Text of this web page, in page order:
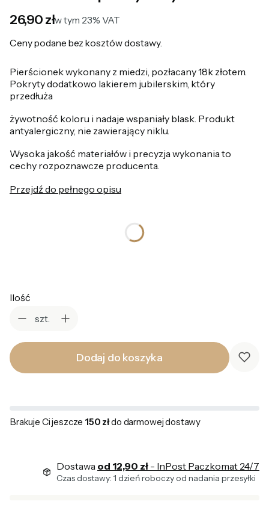
Cena
26,90 złw tym 23% VAT
w tym 23% VAT
Ceny podane bez kosztów dostawy.
Pierścionek wykonany z miedzi, pozłacany 18k złotem.
Pokryty dodatkowo lakierem jubilerskim, który
przedłuża
żywotność koloru i nadaje wspaniały blask. Produkt
antyalergiczny, nie zawierający niklu.
Wysoka jakość materiałów i precyzja wykonania to
cechy rozpoznawcze producenta.
Przejdź do pełnego opisu
Ilość
szt.
Dodaj do koszyka
Brakuje Ci jeszcze 150 złdo darmowej dostawy
Dostawa od 12,90 zł - InPost Paczkomat 24/7
Czas dostawy: 1 dzień roboczy od nadania przesyłki